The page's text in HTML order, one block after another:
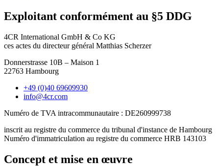
Exploitant conformément au §5 DDG
4CR International GmbH & Co KG
ces actes du directeur général Matthias Scherzer
Donnerstrasse 10B – Maison 1
22763 Hambourg
+49 (0)40 69609930
info@4cr.com
Numéro de TVA intracommunautaire : DE260999738
inscrit au registre du commerce du tribunal d'instance de Hambourg
Numéro d'immatriculation au registre du commerce HRB 143103
Concept et mise en œuvre